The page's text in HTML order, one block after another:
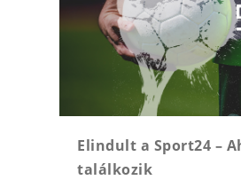
Elindult a Sport24 –
találkozik